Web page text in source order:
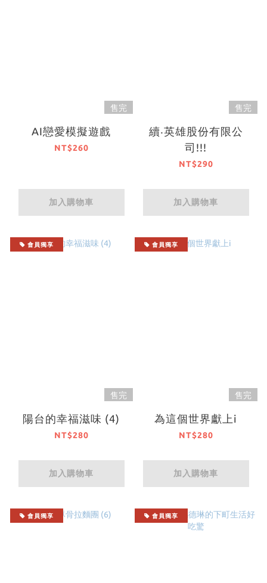
售完
AI戀愛模擬遊戲
NT$260
加入購物車
售完
續‧英雄股份有限公
司!!!
NT$290
加入購物車
會員獨享
售完
陽台的幸福滋味 (4)
NT$280
加入購物車
會員獨享
售完
為這個世界獻上i
NT$280
加入購物車
會員獨享 會員獨享